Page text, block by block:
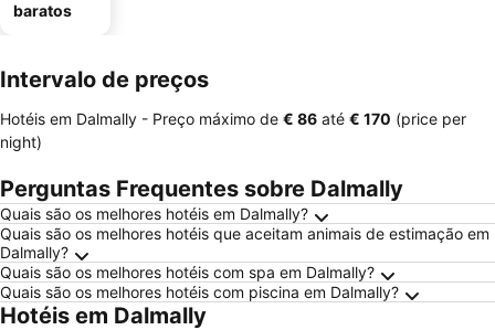
baratos
Intervalo de preços
Hotéis em Dalmally - Preço máximo de ‎€ 86 até ‎€ 170 (price per
night)
Perguntas Frequentes sobre Dalmally
Quais são os melhores hotéis em Dalmally?
Quais são os melhores hotéis que aceitam animais de estimação em
Dalmally?
Quais são os melhores hotéis com spa em Dalmally?
Quais são os melhores hotéis com piscina em Dalmally?
Hotéis em Dalmally